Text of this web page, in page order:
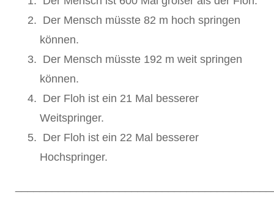
Der Mensch müsste 82 m hoch springen
können.
Der Mensch müsste 192 m weit springen
können.
Der Floh ist ein 21 Mal besserer
Weitspringer.
Der Floh ist ein 22 Mal besserer
Hochspringer.